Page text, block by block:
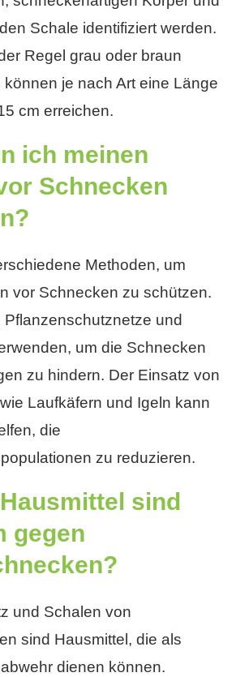
Schale identifiziert werden.
Regel grau oder braun
können je nach Art eine Länge
cm erreichen.
ich meinen
Schnecken
Methoden, um
vor Schnecken zu schützen.
Pflanzenschutznetze und
um die Schnecken
zu hindern. Der Einsatz von
Laufkäfern und Igeln kann
die
zu reduzieren.
sind
gegen
und Schalen von
sind Hausmittel, die als
dienen können.